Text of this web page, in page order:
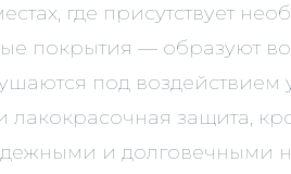
где присутствует
покрытия — образуют
под воздействием
защита,
и долговечными